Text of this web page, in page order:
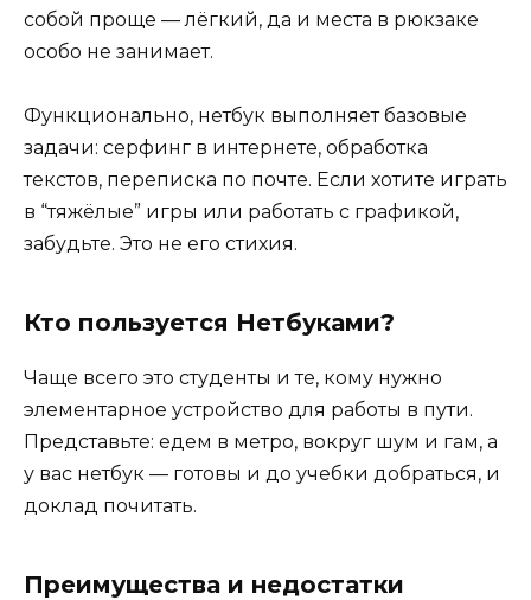
собой проще — лёгкий, да и места в рюкзаке
особо не занимает.
Функционально, нетбук выполняет базовые
задачи: серфинг в интернете, обработка
текстов, переписка по почте. Если хотите играть
в “тяжёлые” игры или работать с графикой,
забудьте. Это не его стихия.
Кто пользуется Нетбуками?
Чаще всего это студенты и те, кому нужно
элементарное устройство для работы в пути.
Представьте: едем в метро, вокруг шум и гам, а
у вас нетбук — готовы и до учебки добраться, и
доклад почитать.
Преимущества и недостатки